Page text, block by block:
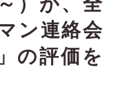
ン連絡会
の評価を